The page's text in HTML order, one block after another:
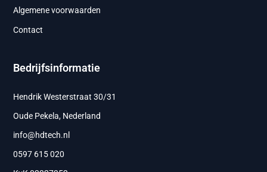
Algemene voorwaarden
Contact
Bedrijfsinformatie
Hendrik Westerstraat 30/31
Oude Pekela, Nederland
info@hdtech.nl
0597 615 020